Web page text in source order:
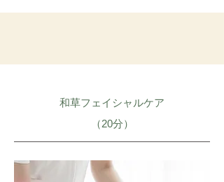
和草フェイシャルケア
​（20分）